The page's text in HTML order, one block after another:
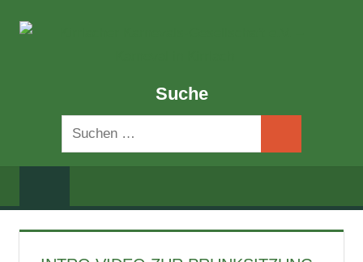
Inhalt
Suche
Suchen
nach: